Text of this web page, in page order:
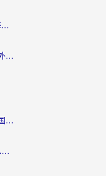
在国外怎么看nba直播网站？海外党专属体育观赛指南，告别地区限制！
国外怎么看手机腾讯视频？海外党亲测有效的追剧加速器选择指南
德国怎么玩最强祖师？海外党国服游戏加速器选择全攻略（附宝可梦Online实测）
在国外玩QQ飞车需要下载什么加速器呢？海外党亲测有效的国服游戏加速指南